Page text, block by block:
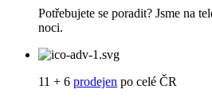
Potřebujete se poradit? Jsme na
noci.
11 + 6 prodejen po celé ČR